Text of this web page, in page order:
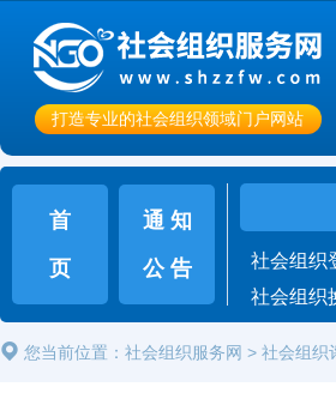
打造专业的社会组织领域门户网站
首
页
通 知
公 告
社会组织
社会组织
您当前位置： 社会组织服务网 > 社会组织